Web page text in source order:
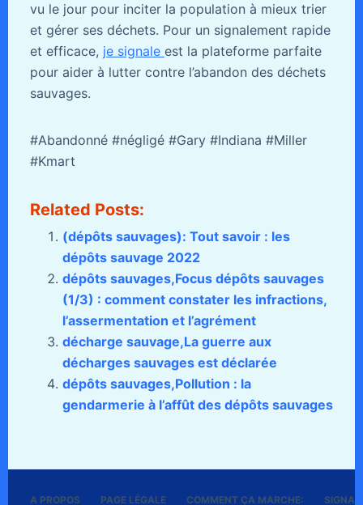
vu le jour pour inciter la population à mieux trier
et gérer ses déchets. Pour un signalement rapide
et efficace, je signale est la plateforme parfaite
pour aider à lutter contre l’abandon des déchets
sauvages.
#Abandonné #négligé #Gary #Indiana #Miller
#Kmart
Related Posts:
(dépôts sauvages): Tout savoir : les
dépôts sauvage 2022
dépôts sauvages,Focus dépôts sauvages
(1/3) : comment constater les infractions,
l’assermentation et l’agrément
décharge sauvage,La guerre aux
décharges sauvages est déclarée
dépôts sauvages,Pollution : la
gendarmerie à l’affût des dépôts sauvages
A PROPOS PAGE LÉGALE COMMENT ÇA MARCHE: